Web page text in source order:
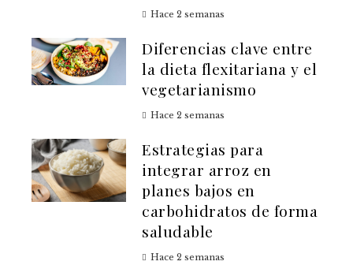
Hace 2 semanas
Diferencias clave entre
la dieta flexitariana y el
vegetarianismo
Hace 2 semanas
Estrategias para
integrar arroz en
planes bajos en
carbohidratos de forma
saludable
Hace 2 semanas